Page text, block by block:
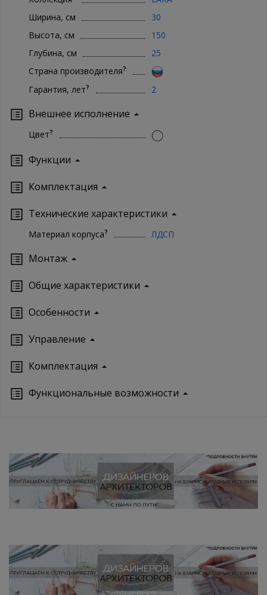
Ширина, см
30
Высота, см
150
Глубина, см
25
Страна производителя?
Гарантия, лет? 2
Внешнее исполнение
Цвет?
Функции
Комплектация
Технические характеристики
Материал корпуса? ЛДСП
Монтаж
Oбщие характеристики
Особенности
Управление
Кoмплектация
Функциональные возможности